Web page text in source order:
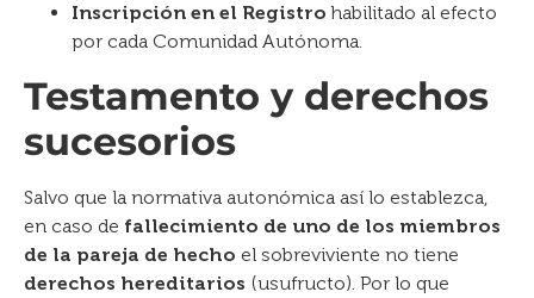
Inscripción en el Registro habilitado al efecto
por cada Comunidad Autónoma.
Testamento y derechos
sucesorios
Salvo que la normativa autonómica así lo establezca,
en caso de fallecimiento de uno de los miembros
de la pareja de hecho el sobreviviente no tiene
derechos hereditarios (usufructo). Por lo que